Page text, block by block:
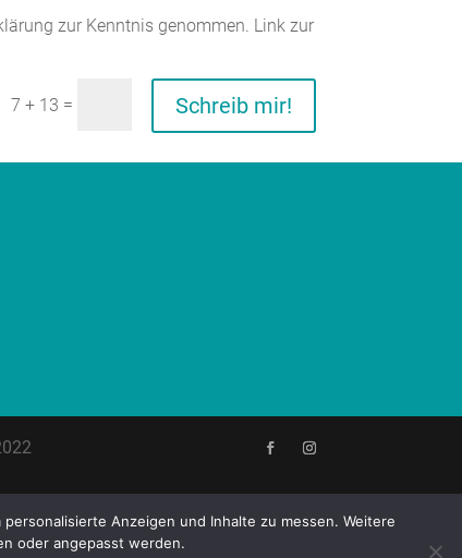
zur Kenntnis genommen. Link zur
7 + 13 = Schreib mir!
Anzeigen und Inhalte zu messen. Weitere
oder angepasst werden.